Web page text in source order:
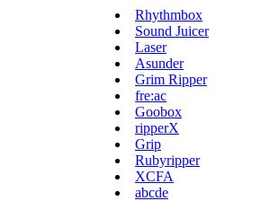
Rhythmbox
Sound Juicer
Laser
Asunder
Grim Ripper
fre:ac
Goobox
ripperX
Grip
Rubyripper
XCFA
abcde